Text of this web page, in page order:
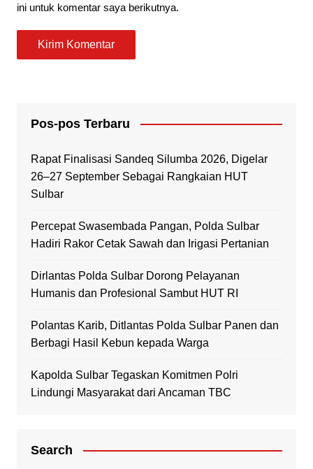
ini untuk komentar saya berikutnya.
Pos-pos Terbaru
Rapat Finalisasi Sandeq Silumba 2026, Digelar
26–27 September Sebagai Rangkaian HUT
Sulbar
Percepat Swasembada Pangan, Polda Sulbar
Hadiri Rakor Cetak Sawah dan Irigasi Pertanian
Dirlantas Polda Sulbar Dorong Pelayanan
Humanis dan Profesional Sambut HUT RI
Polantas Karib, Ditlantas Polda Sulbar Panen dan
Berbagi Hasil Kebun kepada Warga
Kapolda Sulbar Tegaskan Komitmen Polri
Lindungi Masyarakat dari Ancaman TBC
Search